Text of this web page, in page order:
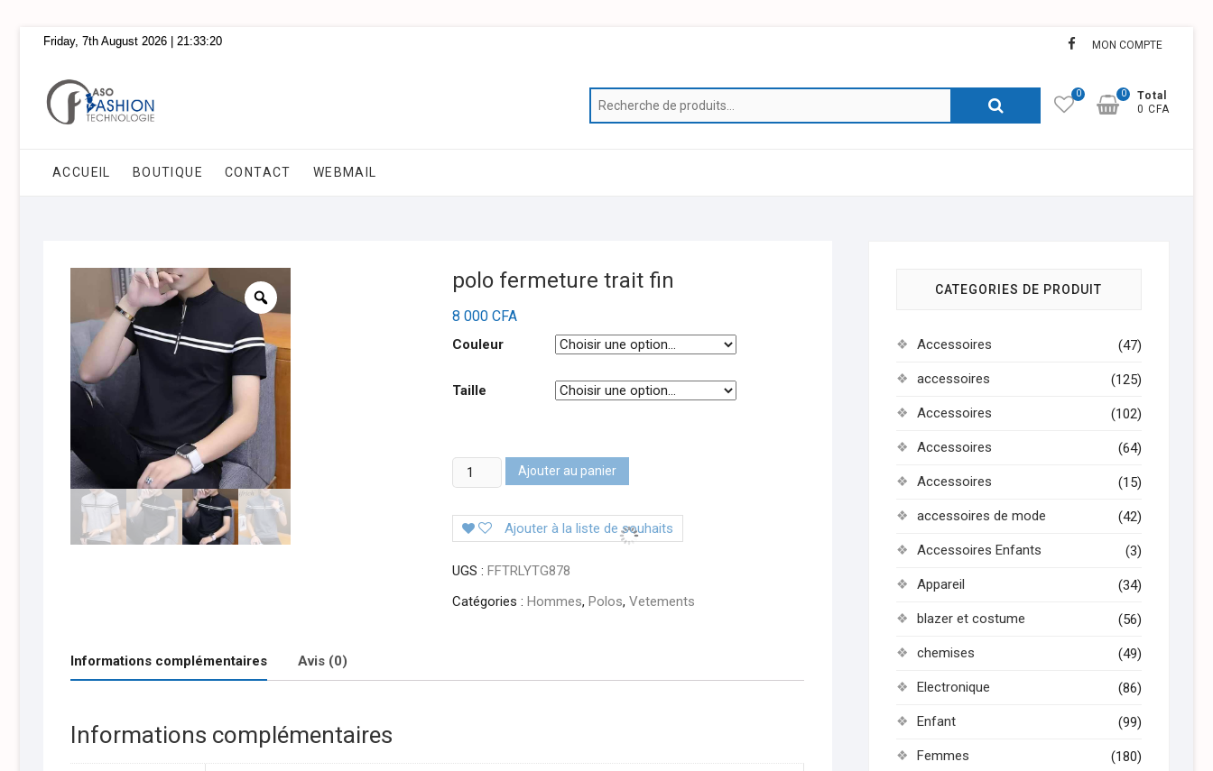
content
Friday, 7th August 2026 | 21:33:20 facebook
MON COMPTE
Recherche
0
Total
0 CFA
0
ACCUEIL BOUTIQUE CONTACT WEBMAIL
polo fermeture trait fin
8 000CFA
Couleur
Taille
quantité
de
fermeture
fin
Ajouter au panier
Ajouter à la liste de souhaits
UGS :FFTRLYTG878
Catégories :Hommes,Polos,Vetements
Informations complémentaires Avis (0)
Informations complémentaires
CATEGORIES DE PRODUIT
Accessoires (47)
accessoires (125)
Accessoires (102)
Accessoires (64)
Accessoires (15)
accessoires de mode (42)
Accessoires Enfants (3)
Appareil (34)
blazer et costume (56)
chemises (49)
Electronique (86)
Enfant (99)
Femmes (180)